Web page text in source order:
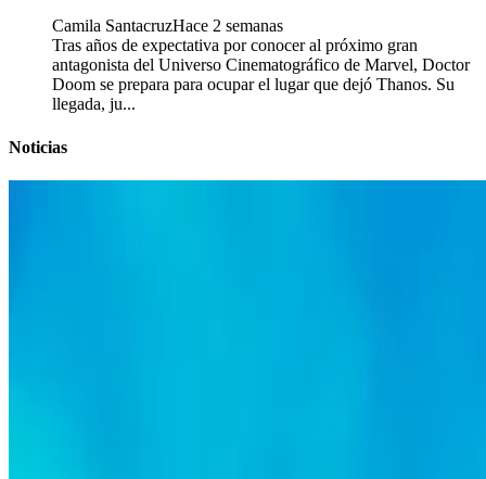
Camila SantacruzHace 2 semanas
Tras años de expectativa por conocer al próximo gran
antagonista del Universo Cinematográfico de Marvel, Doctor
Doom se prepara para ocupar el lugar que dejó Thanos. Su
llegada, ju...
Noticias